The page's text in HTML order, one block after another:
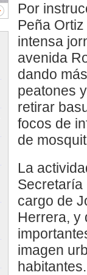
Por
Peña
intensa
avenida
dando
peatones
retirar
focos de
de
La
Secretaría
cargo de
Herrera, y
imagen
habitantes.